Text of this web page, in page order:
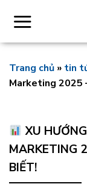
Trang chủ » tin
Marketing 2025
XU
MARKETING
BIẾT!